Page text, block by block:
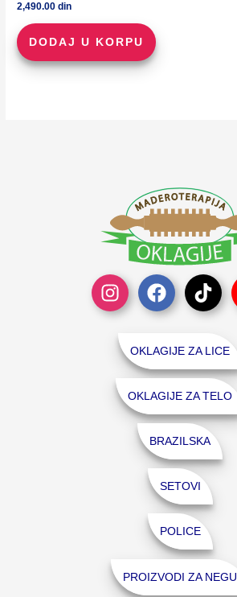
2,490.00din
DODAJ U KORPU
OKLAGIJE ZA LICE
OKLAGIJE ZA TELO
BRAZILSKA
SETOVI
POLICE
PROIZVODI ZA NEGU